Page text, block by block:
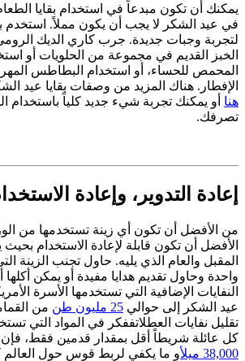
يمكنك أن تكون مبدعاً في استخدام بقايا
في عيد الشكر لا يجب أن يكون مملاً. استخدم
لتجربة وجبات جديدة. جرب كاري الديك
الخبز القديم في مجموعة من الحلويات أو
المحمص للحساء، أو استخدام البطاطس
الإفطار. هناك المزيد من وصفات بقايا عيد
هنا أو يمكنك تجربة شيء جديد كلياً باستخدام
تصرفك.
إعادة التدوير، وإعادة
من الأفضل أن تكون أي زينة تستخدمها من
الأفضل أن تكون قابلة لإعادة الاستخدام بحيث
المقبل والعام الذي يليه. حاول تجنب الزينة
واحدة وحاول تقديم هدايا مفيدة أو يمكن أكلها
النفايات الإضافية التي تستخدمها الأسرة
عيد الشكر إلى حوالي 25 مليون طن
من
تقليل نفايات العطلاتففكر في المواد التي
كل عائلة شريطاً أقل بمقدار قدمين فقط،
38,000 ميل
أو ما يكفي لربط قوس حول العالم